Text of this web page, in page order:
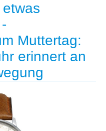
Muttertag:
erinnert an